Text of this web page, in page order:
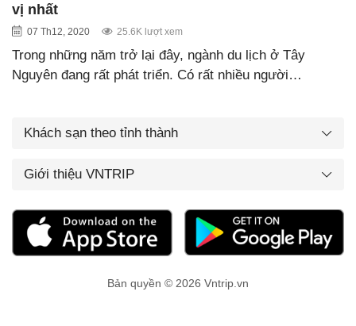
vị nhất
07 Th12, 2020 25.6K lượt xem
Trong những năm trở lại đây, ngành du lịch ở Tây
Nguyên đang rất phát triển. Có rất nhiều người…
Khách sạn theo tỉnh thành
Giới thiệu VNTRIP
Bản quyền © 2026 Vntrip.vn